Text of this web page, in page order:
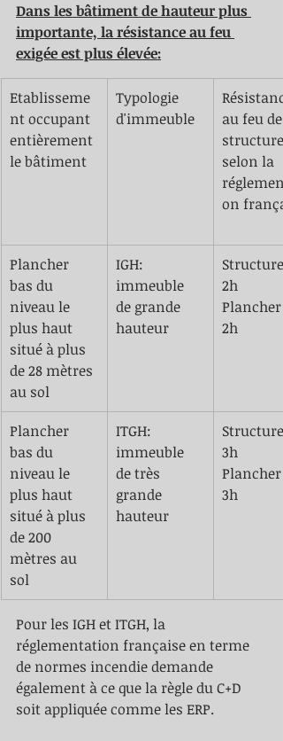
Dans les bâtiment de hauteur plus
importante, la résistance au feu
exigée est plus élevée:
Etablisseme
nt occupant
entièrement
le bâtiment
Typologie
d'immeuble
au feu des
selon la
on
Plancher
bas du
niveau le
plus haut
situé à plus
de 28 mètres
au sol
IGH:
immeuble
de grande
hauteur
Structure
2h
Plancher
2h
​Plancher
bas du
niveau le
plus haut
situé à plus
de 200
mètres au
sol
ITGH:
immeuble
de très
grande
hauteur
​Structure
3h
Plancher
3h
Pour les IGH et ITGH, la
réglementation française en terme
de normes incendie demande
également à ce que la règle du C+D
soit appliquée comme les ERP.